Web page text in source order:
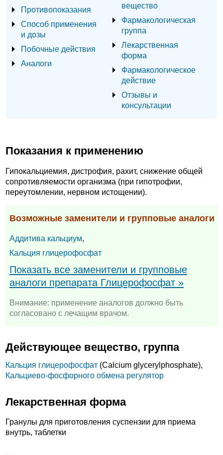
Противопоказания
Способ применения
и дозы
Побочные действия
Аналоги
вещество
Фармакологическая
группа
Лекарственная
форма
Фармакологическое
действие
Отзывы и
консультации
Показания к применению
Гипокальциемия, дистрофия, рахит, снижение общей
сопротивляемости организма (при гипотрофии,
переутомлении, нервном истощении).
Возможные заменители и групповые аналоги
Аддитива кальциум,
Кальция глицерофосфат
Показать все заменители и групповые
аналоги препарата Глицерофосфат »
Внимание: применение аналогов должно быть
согласовано с лечащим врачом.
Действующее вещество, группа
Кальция глицерофосфат (Calcium glycerylphosphate),
Кальциево-фосфорного обмена регулятор
Лекарственная форма
Гранулы для приготовления суспензии для приема
внутрь, таблетки